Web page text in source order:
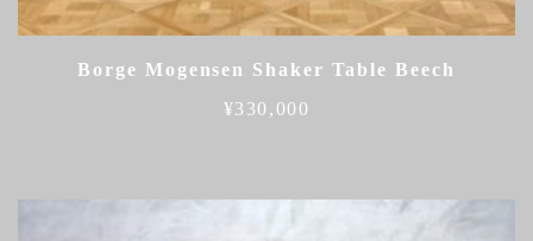
Borge Mogensen Shaker Table Beech
¥330,000